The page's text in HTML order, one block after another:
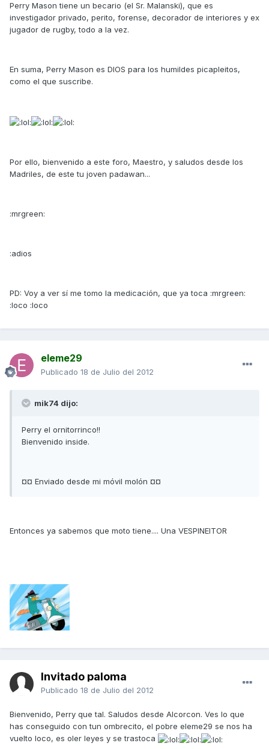
Perry Mason tiene un becario (el Sr. Malanski), que es
investigador privado, perito, forense, decorador de interiores y ex
jugador de rugby, todo a la vez.
En suma, Perry Mason es DIOS para los humildes picapleitos,
como el que suscribe.
Por ello, bienvenido a este foro, Maestro, y saludos desde los
Madriles, de este tu joven padawan...
:mrgreen:
:adios
PD: Voy a ver sí me tomo la medicación, que ya toca :mrgreen:
:loco :loco
eleme29
Publicado 18 de Julio del 2012
mik74 dijo:
Perry el ornitorrinco!!
Bienvenido inside.
¤¤ Enviado desde mi móvil molón ¤¤
Entonces ya sabemos que moto tiene.... Una VESPINEITOR
Invitado paloma
Publicado 18 de Julio del 2012
Bienvenido, Perry que tal. Saludos desde Alcorcon. Ves lo que
has conseguido con tun ombrecito, el pobre eleme29 se nos ha
vuelto loco, es oler leyes y se trastoca